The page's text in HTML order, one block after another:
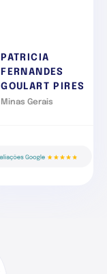
PATRICIA
FERNANDES
GOULART PIRES
Minas Gerais